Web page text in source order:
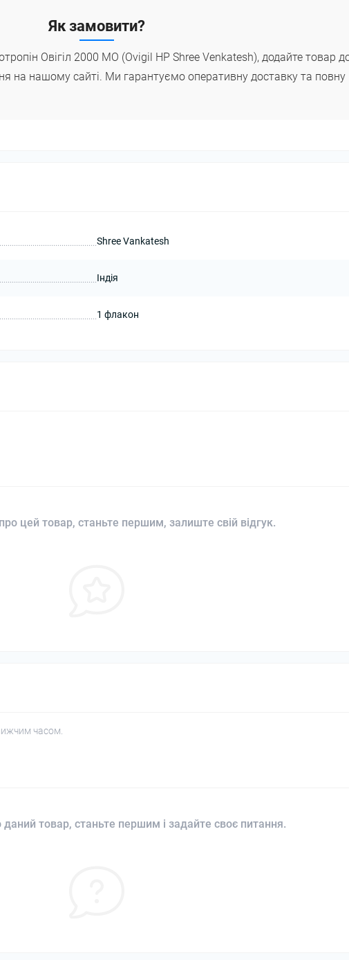
Як замовити?
Овігіл 2000 МО (Ovigil HP Shree Venkatesh), додайте товар
на нашому сайті. Ми гарантуємо оперативну доставку та повну
Shree Vankatesh
Індія
1 флакон
цей товар, станьте першим, залиште свій відгук.
часом.
товар, станьте першим і задайте своє питання.